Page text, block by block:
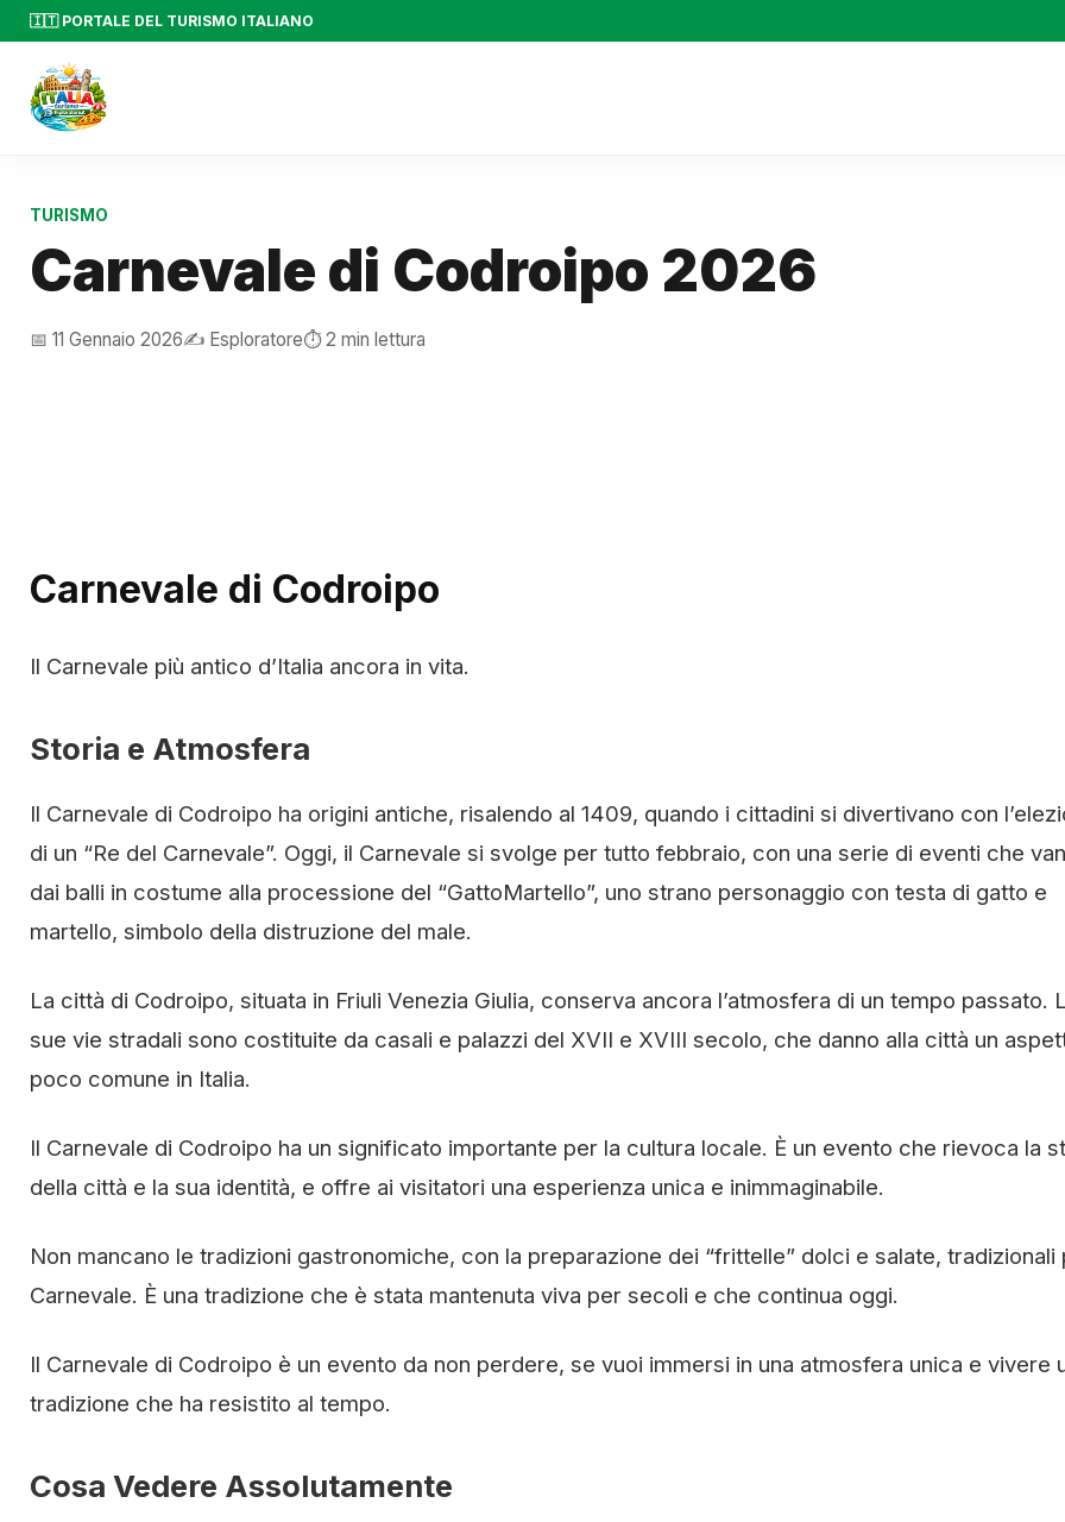
🇮🇹 PORTALE DEL TURISMO ITALIANO
TURISMO
Carnevale di Codroipo 2026
📅 11 Gennaio 2026✍️ Esploratore⏱️ 2 min lettura
Carnevale di Codroipo
Il Carnevale più antico d’Italia ancora in vita.
Storia e Atmosfera
Il Carnevale di Codroipo ha origini antiche, risalendo al 1409, quando i cittadini si divertivano con
di un “Re del Carnevale”. Oggi, il Carnevale si svolge per tutto febbraio, con una serie di eventi che
dai balli in costume alla processione del “GattoMartello”, uno strano personaggio con testa di gatto e
martello, simbolo della distruzione del male.
La città di Codroipo, situata in Friuli Venezia Giulia, conserva ancora l’atmosfera di un tempo passato.
sue vie stradali sono costituite da casali e palazzi del XVII e XVIII secolo, che danno alla città un
poco comune in Italia.
Il Carnevale di Codroipo ha un significato importante per la cultura locale. È un evento che rievoca la
della città e la sua identità, e offre ai visitatori una esperienza unica e inimmaginabile.
Non mancano le tradizioni gastronomiche, con la preparazione dei “frittelle” dolci e salate, tradizionali
Carnevale. È una tradizione che è stata mantenuta viva per secoli e che continua oggi.
Il Carnevale di Codroipo è un evento da non perdere, se vuoi immersi in una atmosfera unica e vivere
tradizione che ha resistito al tempo.
Cosa Vedere Assolutamente